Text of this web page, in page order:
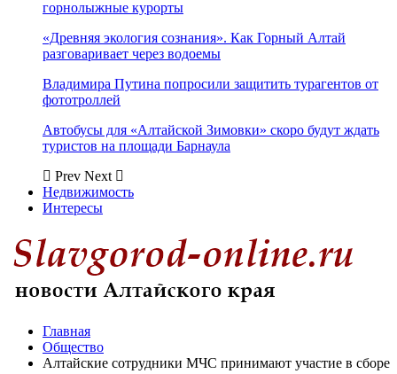
горнолыжные курорты
«Древняя экология сознания». Как Горный Алтай
разговаривает через водоемы
Владимира Путина попросили защитить турагентов от
фототроллей
Автобусы для «Алтайской Зимовки» скоро будут ждать
туристов на площади Барнаула
Prev Next
Недвижимость
Интересы
Главная
Общество
Алтайские сотрудники МЧС принимают участие в сборе